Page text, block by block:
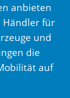
anbieten
Händler für
und
die
auf